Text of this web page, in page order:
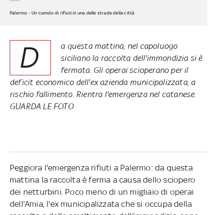
Palermo - Un cumulo di rifiuti in una delle strade della città
D
a questa mattina, nel capoluogo
siciliano la raccolta dell'immondizia si è
fermata. Gli operai scioperano per il
deficit economico dell'ex azienda municipalizzata, a
rischio fallimento. Rientra l'emergenza nel catanese.
GUARDA LE FOTO
Peggiora l'emergenza rifiuti a Palermo: da questa
mattina la raccolta è ferma a causa dello sciopero
dei netturbini. Poco meno di un migliaio di operai
dell'Amia, l'ex municipalizzata che si occupa della